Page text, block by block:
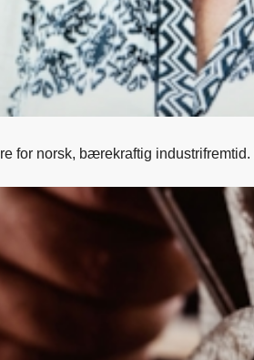
for norsk, bærekraftig